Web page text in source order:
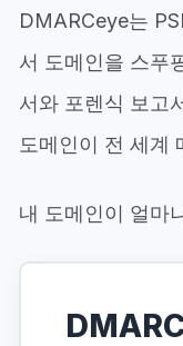
DMARCeye는
서 도메인을 스푸
서와 포렌식 보고
도메인이 전 세계
내 도메인이 얼마